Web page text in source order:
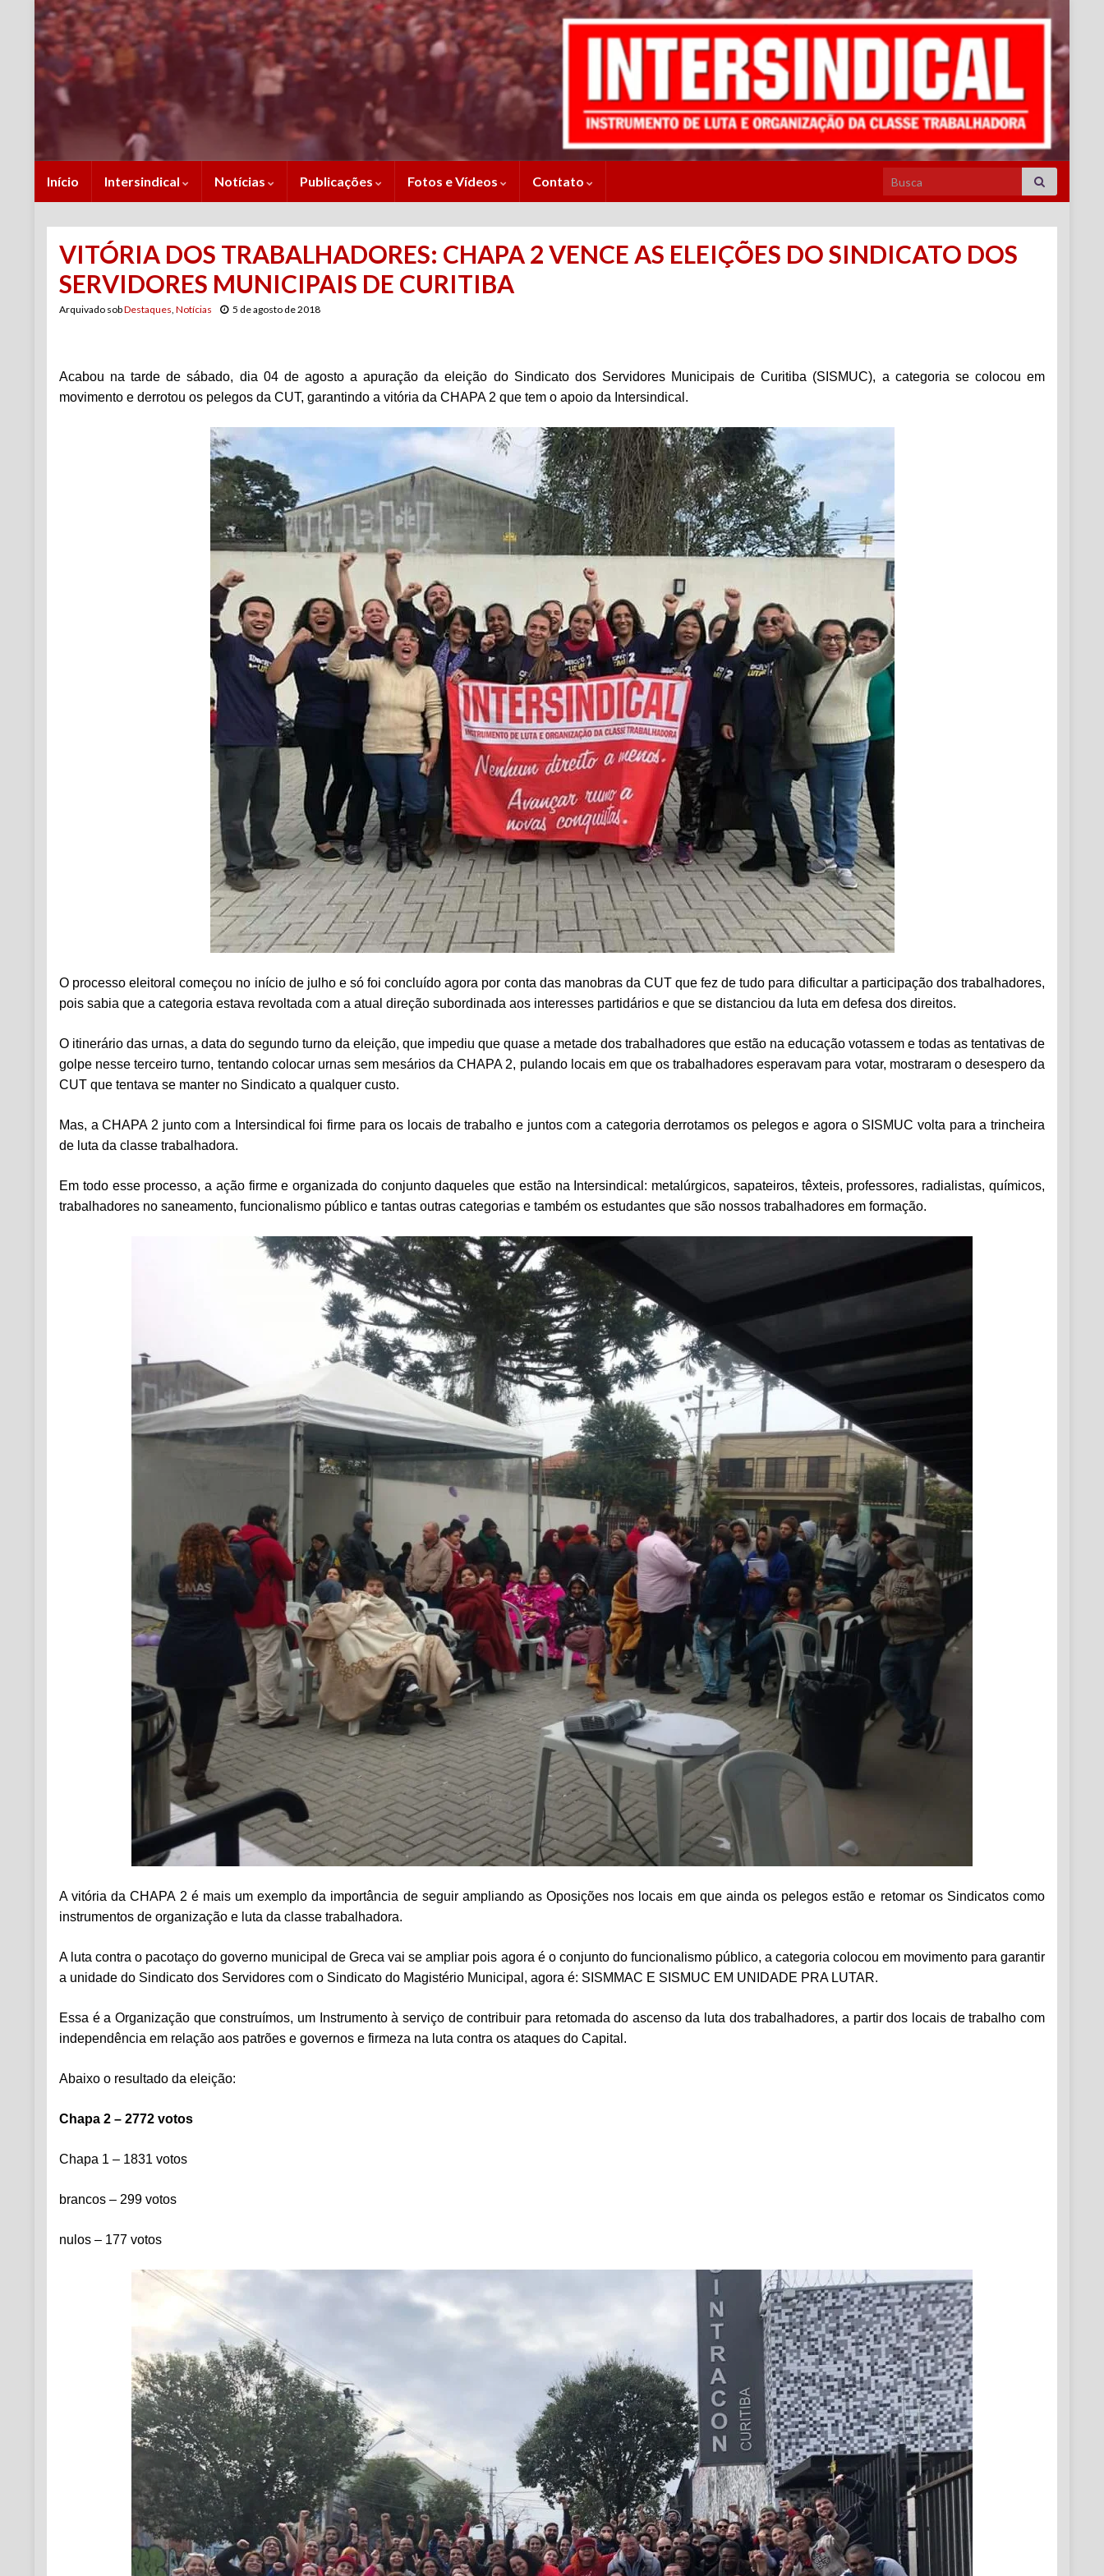
Início Intersindical Notícias Publicações Fotos e Vídeos Contato Search for:
VITÓRIA DOS TRABALHADORES: CHAPA 2 VENCE AS ELEIÇÕES DO SINDICATO DOS
SERVIDORES MUNICIPAIS DE CURITIBA
Arquivado sobDestaques, Notícias 5 de agosto de 2018
Acabou na tarde de sábado, dia 04 de agosto a apuração da eleição do Sindicato dos Servidores Municipais de Curitiba (SISMUC), a categoria se colocou em
movimento e derrotou os pelegos da CUT, garantindo a vitória da CHAPA 2 que tem o apoio da Intersindical.
O processo eleitoral começou no início de julho e só foi concluído agora por conta das manobras da CUT que fez de tudo para dificultar a participação dos trabalhadores,
pois sabia que a categoria estava revoltada com a atual direção subordinada aos interesses partidários e que se distanciou da luta em defesa dos direitos.
O itinerário das urnas, a data do segundo turno da eleição, que impediu que quase a metade dos trabalhadores que estão na educação votassem e todas as tentativas de
golpe nesse terceiro turno, tentando colocar urnas sem mesários da CHAPA 2, pulando locais em que os trabalhadores esperavam para votar, mostraram o desespero da
CUT que tentava se manter no Sindicato a qualquer custo.
Mas, a CHAPA 2 junto com a Intersindical foi firme para os locais de trabalho e juntos com a categoria derrotamos os pelegos e agora o SISMUC volta para a trincheira
de luta da classe trabalhadora.
Em todo esse processo, a ação firme e organizada do conjunto daqueles que estão na Intersindical: metalúrgicos, sapateiros, têxteis, professores, radialistas, químicos,
trabalhadores no saneamento, funcionalismo público e tantas outras categorias e também os estudantes que são nossos trabalhadores em formação.
A vitória da CHAPA 2 é mais um exemplo da importância de seguir ampliando as Oposições nos locais em que ainda os pelegos estão e retomar os Sindicatos como
instrumentos de organização e luta da classe trabalhadora.
A luta contra o pacotaço do governo municipal de Greca vai se ampliar pois agora é o conjunto do funcionalismo público, a categoria colocou em movimento para garantir
a unidade do Sindicato dos Servidores com o Sindicato do Magistério Municipal, agora é: SISMMAC E SISMUC EM UNIDADE PRA LUTAR.
Essa é a Organização que construímos, um Instrumento à serviço de contribuir para retomada do ascenso da luta dos trabalhadores, a partir dos locais de trabalho com
independência em relação aos patrões e governos e firmeza na luta contra os ataques do Capital.
Abaixo o resultado da eleição:
Chapa 2 – 2772 votos
Chapa 1 – 1831 votos
brancos – 299 votos
nulos – 177 votos